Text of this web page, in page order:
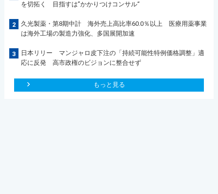
を切拓く 目指すは”かかりつけコンサル“
2
久光製薬・第8期中計 海外売上高比率60.0％以上 医療用薬事業
は海外工場の製造力強化、多国展開加速
3
日本リリー マンジャロ皮下注の「持続可能性特例価格調整」適
応に反発 高市政権のビジョンに整合せず
もっと見る